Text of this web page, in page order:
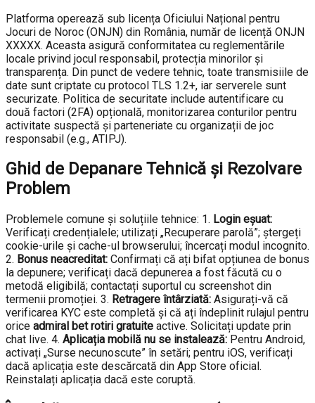
Platforma operează sub licența Oficiului Național pentru
Jocuri de Noroc (ONJN) din România, număr de licență ONJN
XXXXX. Aceasta asigură conformitatea cu reglementările
locale privind jocul responsabil, protecția minorilor și
transparența. Din punct de vedere tehnic, toate transmisiile de
date sunt criptate cu protocol TLS 1.2+, iar serverele sunt
securizate. Politica de securitate include autentificare cu
două factori (2FA) opțională, monitorizarea conturilor pentru
activitate suspectă și parteneriate cu organizații de joc
responsabil (e.g., ATIPJ).
Ghid de Depanare Tehnică și Rezolvare
Problem
Problemele comune și soluțiile tehnice: 1. Login eșuat:
Verificați credențialele; utilizați „Recuperare parolă”; ștergeți
cookie-urile și cache-ul browserului; încercați modul incognito.
2. Bonus neacreditat: Confirmați că ați bifat opțiunea de bonus
la depunere; verificați dacă depunerea a fost făcută cu o
metodă eligibilă; contactați suportul cu screenshot din
termenii promoției. 3. Retragere întârziată: Asigurați-vă că
verificarea KYC este completă și că ați îndeplinit rulajul pentru
orice admiral bet rotiri gratuite active. Solicitați update prin
chat live. 4. Aplicația mobilă nu se instalează: Pentru Android,
activați „Surse necunoscute” în setări; pentru iOS, verificați
dacă aplicația este descărcată din App Store oficial.
Reinstalați aplicația dacă este coruptă.